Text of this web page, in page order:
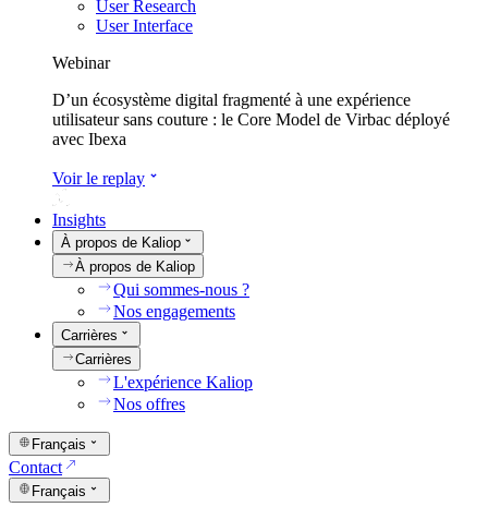
User Research
User Interface
Webinar
D’un écosystème digital fragmenté à une expérience
utilisateur sans couture : le Core Model de Virbac déployé
avec Ibexa
Voir le replay
Insights
À propos de Kaliop
À propos de Kaliop
Qui sommes-nous ?
Nos engagements
Carrières
Carrières
L'expérience Kaliop
Nos offres
Français
Contact
Français